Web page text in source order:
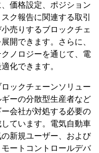
価格設定、ポジション
ク報告に関連する取引
売りするブロックチェ
開できます。さらに、
ノロジーを通じて、電
化できます。
ックチェーンソリュー
ーの分散型生産者など
会社が対処する必要の
ています。電気自動車
新規ユーザー、および
ートコントロールデバ